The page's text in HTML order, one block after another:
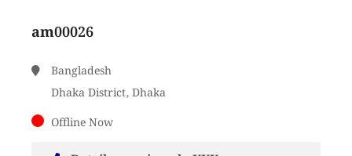
am00026
Bangladesh
Dhaka District, Dhaka
Offline Now